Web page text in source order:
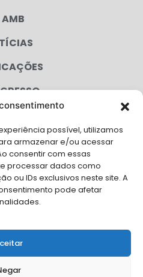
possível, utilizamos
armazenar e/ou acessar
consentir com essas
processar dados como
ou IDs exclusivos neste site. A
pode afetar
da AMB para o seu evento